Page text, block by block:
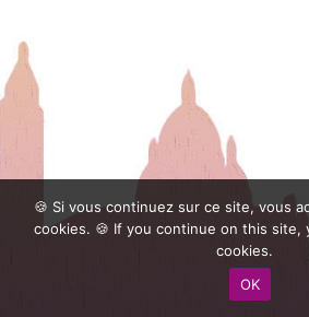
🍪 Si vous continuez sur ce site, vous
cookies. 🍪 If you continue on this site,
cookies.
OK